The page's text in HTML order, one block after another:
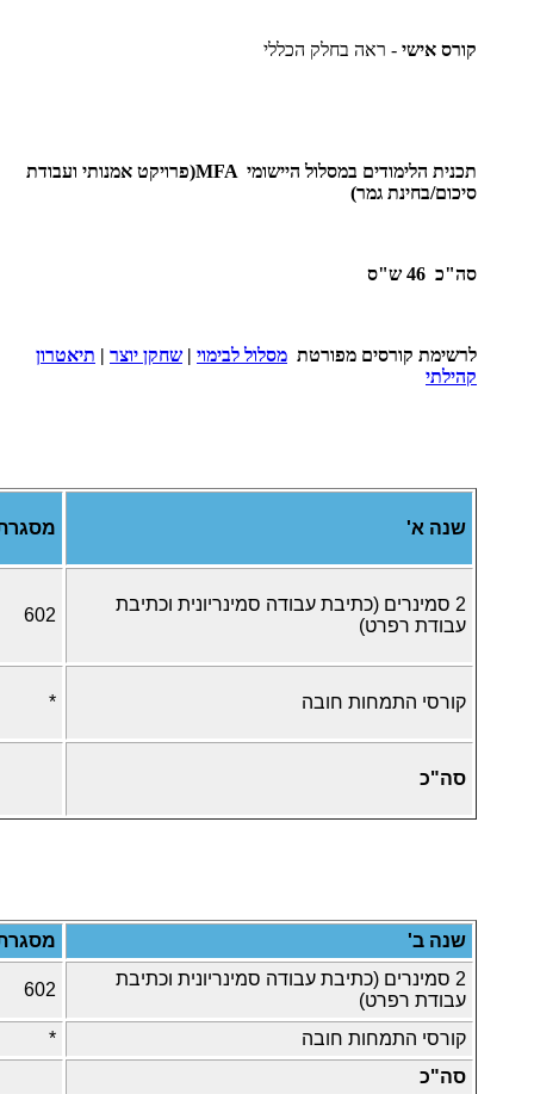
קורס אישי - ראה בחלק הכללי
תכנית הלימודים במסלול היישומי MFA(פרויקט אמנותי ועבודת
סיכום/בחינת גמר)
סה"כ 46 ש"ס
לרשימת קורסים מפורטת מסלול לבימוי | שחקן יוצר | תיאטרון
קהילתי
שנה א'
2 סמינרים
(כתיבת עבודה סמינריונית וכתיבת
עבודת רפרט)
602
קורסי התמחות חובה *
סה"כ
שנה ב'
2 סמינרים (כתיבת עבודה סמינריונית וכתיבת
עבודת רפרט)
602
קורסי התמחות חובה
*
סה"כ